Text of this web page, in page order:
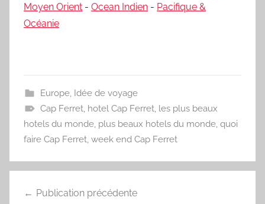
Moyen Orient - Ocean Indien - Pacifique &
Océanie
Europe, Idée de voyage
Cap Ferret, hotel Cap Ferret, les plus beaux
hotels du monde, plus beaux hotels du monde, quoi
faire Cap Ferret, week end Cap Ferret
Publication précédente